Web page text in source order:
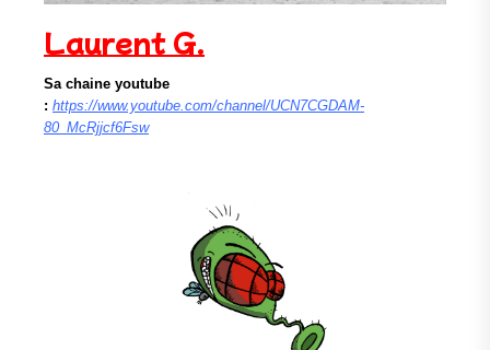
Laurent G.
Sa chaine youtube
: https://www.youtube.com/channel/UCN7CGDAM-
80_McRjjcf6Fsw